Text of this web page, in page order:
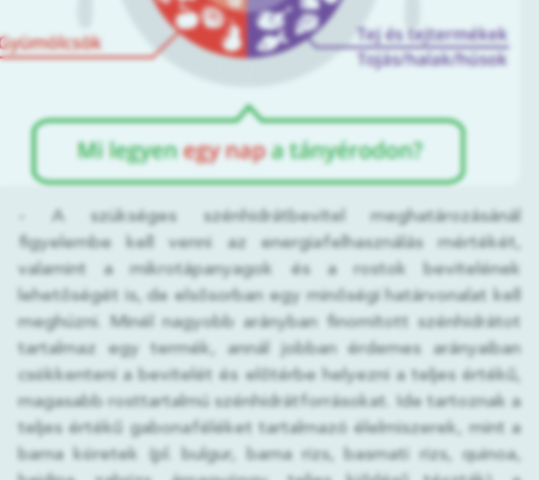
- A szükséges szénhidrátbevitel meghatározásánál
figyelembe kell venni az energiafelhasználás mértékét,
valamint a mikrotápanyagok és a rostok bevitelének
lehetőségét is, de elsősorban egy minőségi határvonalat kell
meghúzni. Minél nagyobb arányban finomított szénhidrátot
tartalmaz egy termék, annál jobban érdemes arányaiban
csökkenteni a bevitelét és előtérbe helyezni a teljes értékű,
magasabb rosttartalmú szénhidrátforrásokat. Ide tartoznak a
teljes értékű gabonaféléket tartalmazó élelmiszerek, mint a
barna köretek (pl. bulgur, barna rizs, basmati rizs, quinoa,